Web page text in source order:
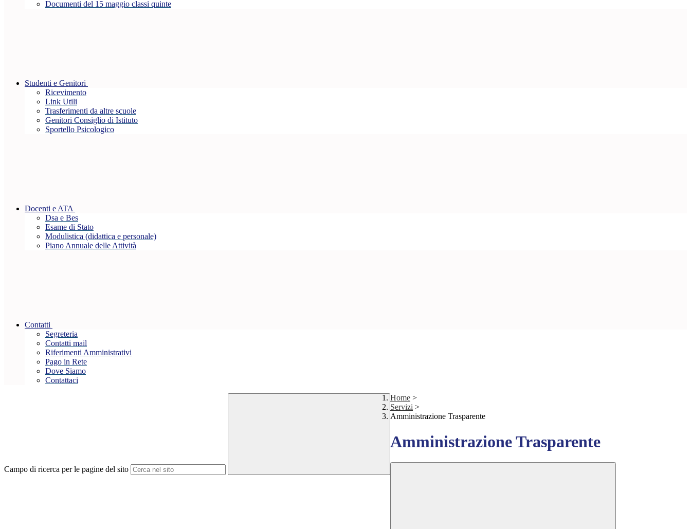
Documenti del 15 maggio classi quinte
Studenti e Genitori
Ricevimento
Link Utili
Trasferimenti da altre scuole
Genitori Consiglio di Istituto
Sportello Psicologico
Docenti e ATA
Dsa e Bes
Esame di Stato
Modulistica (didattica e personale)
Piano Annuale delle Attività
Contatti
Segreteria
Contatti mail
Riferimenti Amministrativi
Pago in Rete
Dove Siamo
Contattaci
Campo di ricerca per le pagine del sito
Home >
Servizi >
Amministrazione Trasparente
Amministrazione Trasparente